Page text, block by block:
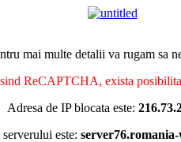
mai multe detalii va rugam sa
ReCAPTCHA, exista
Adresa de IP blocata este:
este: